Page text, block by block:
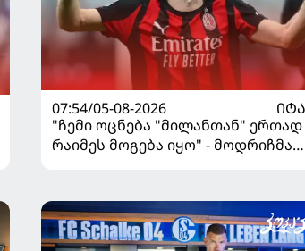
07:54/05-08-2026
"ჩემი ოცნება "მილანთან" ერთად
რაიმეს მოგება იყო" - მოდრიჩმა